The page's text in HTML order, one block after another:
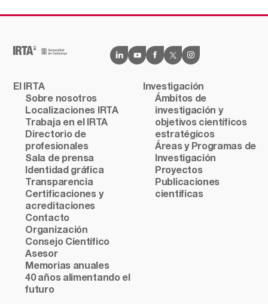
El IRTA
Sobre nosotros
Localizaciones IRTA
Trabaja en el IRTA
Directorio de
profesionales
Sala de prensa
Identidad gráfica
Transparencia
Certificaciones y
acreditaciones
Contacto
Organización
Consejo Científico
Asesor
Memorias anuales
40 años alimentando el
futuro
Investigación
Ámbitos de
investigación y
objetivos científicos
estratégicos
Áreas y Programas de
Investigación
Proyectos
Publicaciones
científicas